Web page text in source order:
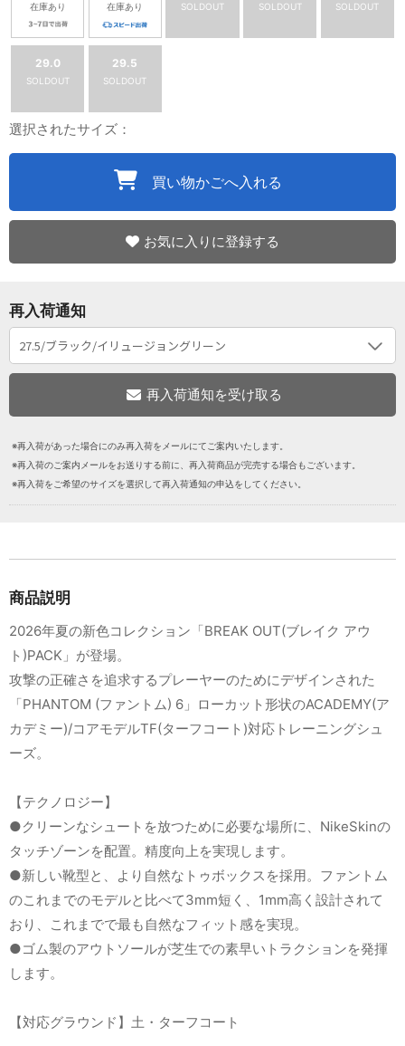
在庫あり 在庫あり SOLDOUT SOLDOUT SOLDOUT
29.0
SOLDOUT
29.5
SOLDOUT
選択されたサイズ：
買い物かごへ入れる
お気に入りに登録する
再入荷通知
※再入荷があった場合にのみ再入荷をメールにてご案内いたします。
※再入荷のご案内メールをお送りする前に、再入荷商品が完売する場合もございます。
※再入荷をご希望のサイズを選択して再入荷通知の申込をしてください。
商品説明
2026年夏の新色コレクション「BREAK OUT(ブレイク アウ
ト)PACK」が登場。
攻撃の正確さを追求するプレーヤーのためにデザインされた
「PHANTOM (ファントム) 6」ローカット形状のACADEMY(ア
カデミー)/コアモデルTF(ターフコート)対応トレーニングシュ
ーズ。
【テクノロジー】
●クリーンなシュートを放つために必要な場所に、NikeSkinの
タッチゾーンを配置。精度向上を実現します。
●新しい靴型と、より自然なトゥボックスを採用。ファントム
のこれまでのモデルと比べて3mm短く、1mm高く設計されて
おり、これまでで最も自然なフィット感を実現。
●ゴム製のアウトソールが芝生での素早いトラクションを発揮
します。
【対応グラウンド】土・ターフコート